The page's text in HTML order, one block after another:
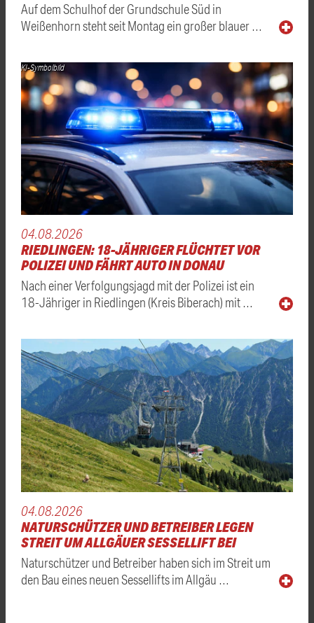
Auf dem Schulhof der Grundschule Süd in
Weißenhorn steht seit Montag ein großer blauer …
KI-Symbolbild
04.08.2026
RIEDLINGEN: 18-JÄHRIGER FLÜCHTET VOR
POLIZEI UND FÄHRT AUTO IN DONAU
Nach einer Verfolgungsjagd mit der Polizei ist ein
18-Jähriger in Riedlingen (Kreis Biberach) mit …
04.08.2026
NATURSCHÜTZER UND BETREIBER LEGEN
STREIT UM ALLGÄUER SESSELLIFT BEI
Naturschützer und Betreiber haben sich im Streit um
den Bau eines neuen Sessellifts im Allgäu …